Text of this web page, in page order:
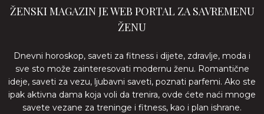
ŽENSKI MAGAZIN JE WEB PORTAL ZA SAVREMENU
ŽENU
Dnevni horoskop, saveti za fitness i dijete, zdravlje, moda i
sve sto može zainteresovati modernu ženu. Romantične
ideje, saveti za vezu, ljubavni saveti, poznati parfemi. Ako ste
ipak aktivna dama koja voli da trenira, ovde ćete naći mnoge
savete vezane za treninge i fitness, kao i plan ishrane.